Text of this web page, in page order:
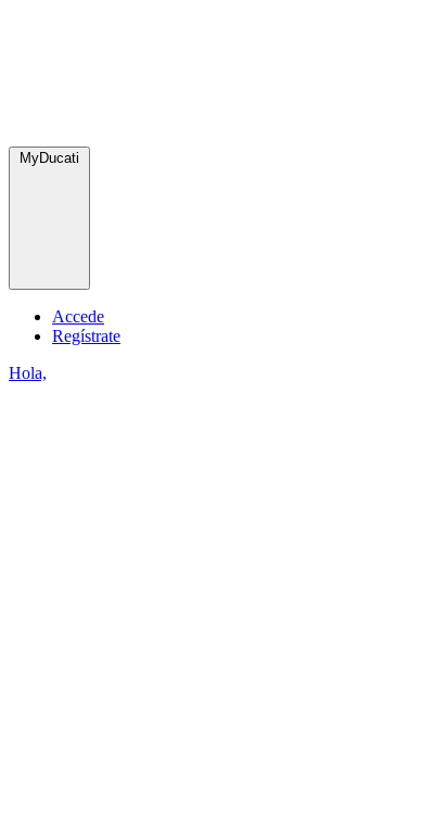
MyDucati
Accede
Regístrate
Hola,